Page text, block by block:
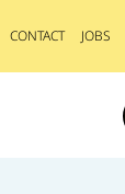
CONTACT JOBS